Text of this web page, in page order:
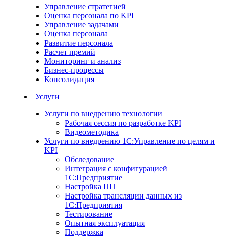
Управление стратегией
Оценка персонала по KPI
Управление задачами
Оценка персонала
Развитие персонала
Расчет премий
Мониторинг и анализ
Бизнес-процессы
Консолидация
Услуги
Услуги по внедрению технологии
Рабочая сессия по разработке KPI
Видеометодика
Услуги по внедрению 1С:Управление по целям и
KPI
Обследование
Интеграция с конфигурацией
1С:Предприятие
Настройка ПП
Настройка трансляции данных из
1С:Предприятия
Тестирование
Опытная эксплуатация
Поддержка